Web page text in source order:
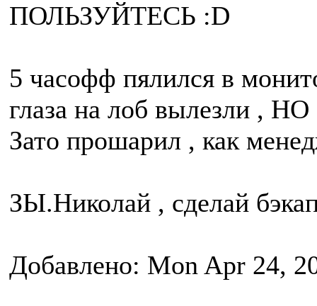
ПОЛЬЗУЙТЕСЬ :D
5 часофф пялился в
глаза на лоб вылезли ,
Зато прошарил , как
ЗЫ.Николай , сделай
Добавлено: Mon Apr 24,